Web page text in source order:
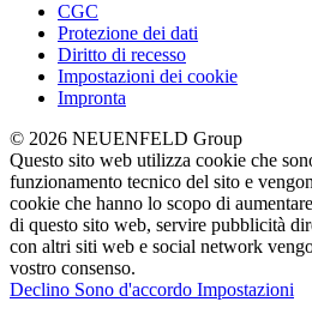
CGC
Protezione dei dati
Diritto di recesso
Impostazioni dei cookie
Impronta
© 2026 NEUENFELD Group
Questo sito web utilizza cookie che
funzionamento tecnico del sito e
cookie che hanno lo scopo di
di questo sito web, servire pubblicità
con altri siti web e social network
vostro consenso.
Declino Sono d'accordo Impostazioni